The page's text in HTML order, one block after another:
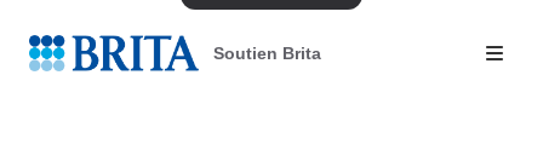
Soutien Brita